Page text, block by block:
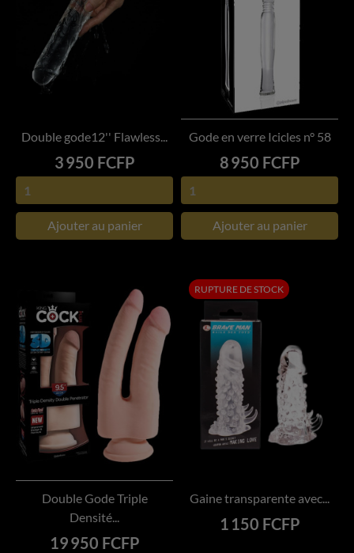
Double gode12'' Flawless...
Prix
3 950 FCFP
Ajouter au panier
Gode en verre Icicles n° 58
Prix
8 950 FCFP
Ajouter au panier
Double Gode Triple
Densité...
Prix
19 950 FCFP
Gaine transparente avec...
Prix
1 150 FCFP
RUPTURE DE STOCK